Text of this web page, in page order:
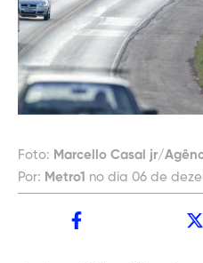
Foto: Marcello Casal jr/
Por: Metro1 no dia 06 de